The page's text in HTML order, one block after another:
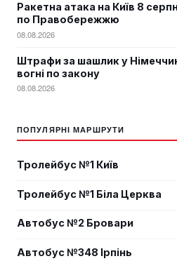
Ракетна атака на Київ 8
по Правобережжю
08.08.2026
Штрафи за шашлик у
вогні по закону
08.08.2026
ПОПУЛЯРНІ МАРШРУТИ
Тролейбус №1 Київ
Тролейбус №1 Біла Церква
Автобус №2 Бровари
Автобус №348 Ірпінь